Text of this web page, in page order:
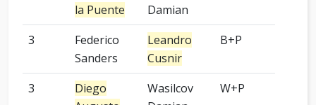
la Puente
Damian
3
Federico
Sanders
Leandro
Cusnir
B+P
3
Diego
Wasilcov
W+P